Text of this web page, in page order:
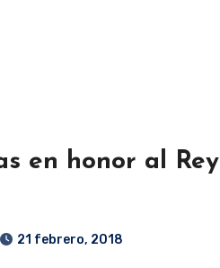
en honor al Rey
21 febrero, 2018